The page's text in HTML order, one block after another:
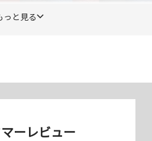
っと見る
ーレビュー